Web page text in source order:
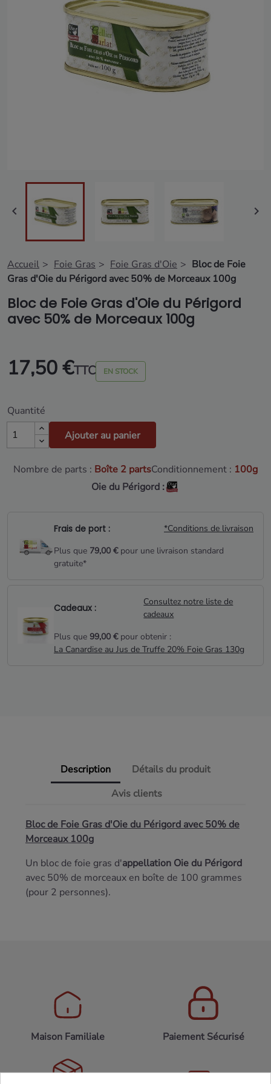
 
Accueil Foie Gras Foie Gras d'Oie
Bloc de Foie
Gras d'Oie du Périgord avec 50% de Morceaux 100g
Bloc de Foie Gras d'Oie du Périgord
avec 50% de Morceaux 100g
17,50 €TTC EN STOCK
Quantité
Ajouter au panier
Nombre de parts : Boîte 2 partsConditionnement : 100g
Oie du Périgord :
Frais de port :
*Conditions de livraison
Plus que 79,00 €pour une livraison standard
gratuite*
Cadeaux :
Consultez notre liste de
cadeaux
Plus que 99,00 €pour obtenir :
La Canardise au Jus de Truffe 20% Foie Gras 130g
Description
Détails du produit
Avis clients
Bloc de Foie Gras d'Oie du Périgord avec 50% de
Morceaux 100g
Un bloc de foie gras d'appellation Oie du Périgord
avec 50% de morceaux en boîte de 100 grammes
(pour 2 personnes).
Maison Familiale Paiement Sécurisé